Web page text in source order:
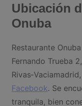
Ubicación
Onuba
Restaurante
Fernando Trueba
Facebook. Se
tranquila, bien